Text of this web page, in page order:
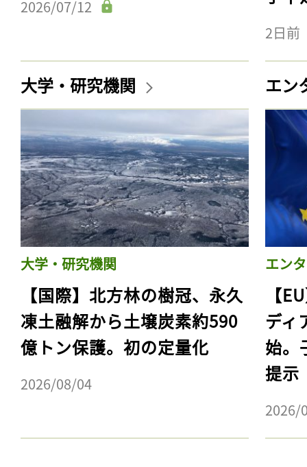
2026/07/12
2日前
大学・研究機関
大学・研究機関
【国際】北方林の樹冠、永久
凍土融解から土壌炭素約590
億トン保護。初の定量化
2026/08/04
エン
エン
【
ディ
始。
提示
2026/